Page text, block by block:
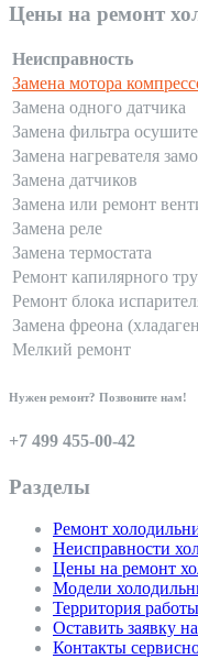
Цены на ремонт
Неисправность
Замена мотора
Замена одного датчика
Замена фильтра
Замена нагревателя
Замена датчиков
Замена или ремонт
Замена реле
Замена термостата
Ремонт капилярного
Ремонт блока
Замена фреона
Мелкий ремонт
Нужен ремонт? Позвоните нам!
+7 499 455-00-42
Разделы
Ремонт
Неисправности
Цены на ремонт
Модели
Территория работы
Оставить заявку
Контакты